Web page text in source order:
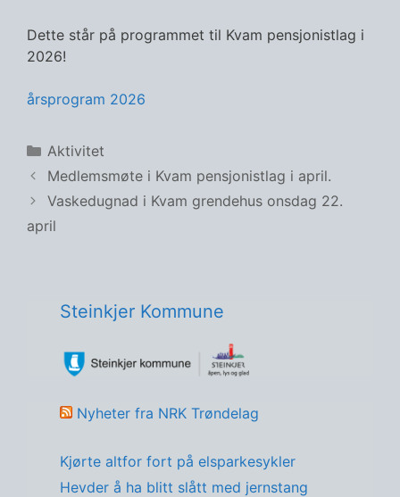
Dette står på programmet til Kvam pensjonistlag i
2026!
årsprogram 2026
Kategorier
Aktivitet
Medlemsmøte i Kvam pensjonistlag i april.
Vaskedugnad i Kvam grendehus onsdag 22.
april
Steinkjer Kommune
Nyheter fra NRK Trøndelag
Kjørte altfor fort på elsparkesykler
Hevder å ha blitt slått med jernstang